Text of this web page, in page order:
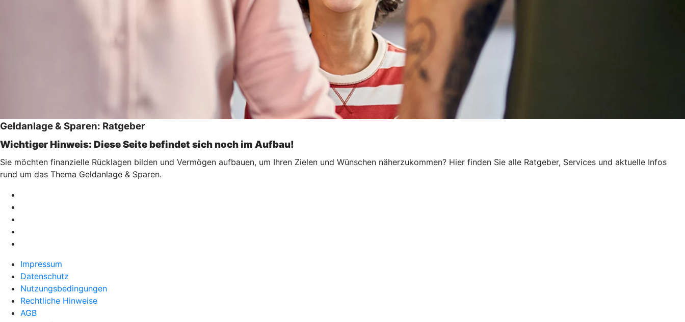
Geldanlage & Sparen: Ratgeber
Wichtiger Hinweis: Diese Seite befindet sich noch im Aufbau!
Sie möchten finanzielle Rücklagen bilden und Vermögen aufbauen, um Ihren Zielen und Wünschen näherzukommen? Hier finden Sie alle Ratgeber, Services und aktuelle Infos
rund um das Thema Geldanlage & Sparen.
Impressum
Datenschutz
Nutzungsbedingungen
Rechtliche Hinweise
AGB